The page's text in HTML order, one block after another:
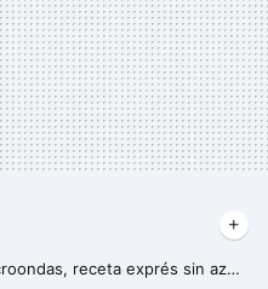
Mug cake de chocolate en microondas, receta exprés sin azúcar y sin harina